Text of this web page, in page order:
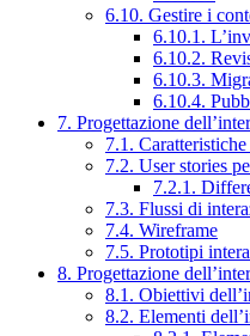
6.10. Gestire i
6.10.1.
6.10.2.
6.10.3.
6.10.4.
7. Progettazione
7.1.
7.2. User stories
7.2.1.
7.3. Flussi di
7.4. Wireframe
7.5. Prototipi
8. Progettazione
8.1. Obiettivi
8.2. Elementi